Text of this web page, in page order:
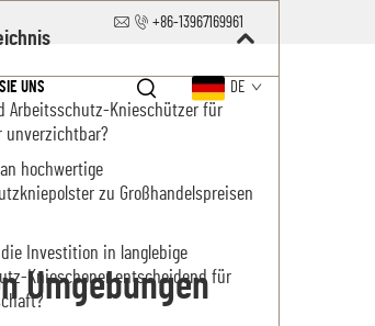
+86-13967169961
UNS DE
Umgebungen
Arbeitsschutz-Knieschützer für
unverzichtbar?
hochwertige
zu Großhandelspreisen
Investition in langlebige
Knieschoner entscheidend für